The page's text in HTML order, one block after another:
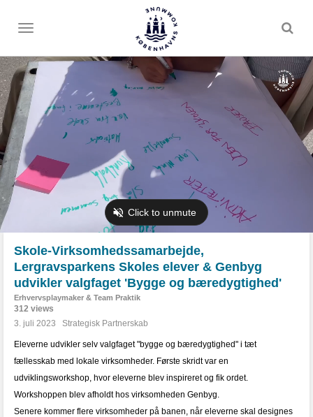
Toggle
Skole-Virksomhedssamarbejde,
Lergravsparkens Skoles elever & Genbyg
udvikler valgfaget 'Bygge og bæredygtighed'
Erhvervsplaymaker & Team Praktik
312 views
3. juli 2023
Strategisk Partnerskab
Eleverne udvikler selv valgfaget "bygge og bæredygtighed" i tæt
fællesskab med lokale virksomheder. Første skridt var en
udviklingsworkshop, hvor eleverne blev inspireret og fik ordet.
Workshoppen blev afholdt hos virksomheden Genbyg.
Senere kommer flere virksomheder på banen, når eleverne skal designes